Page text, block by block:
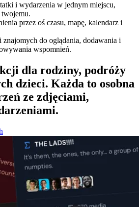
i wydarzenia w jednym miejscu,
przez oś czasu, mapę, kalendarz i
znajomych do oglądania, dodawania i
wspomnień.
dla rodziny, podróży
dzieci. Każda to osobna
ze zdjęciami,